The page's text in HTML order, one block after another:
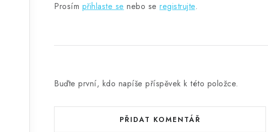
Prosím přihlaste se nebo se registrujte.
Buďte první, kdo napíše příspěvek k této položce.
PŘIDAT KOMENTÁŘ